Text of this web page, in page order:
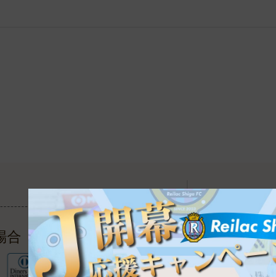
合
ご注文方法
インター
24時間・365日